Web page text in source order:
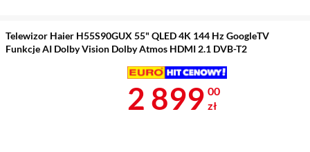
Telewizor Haier H55S90GUX 55" QLED 4K 144 Hz GoogleTV
Funkcje AI Dolby Vision Dolby Atmos HDMI 2.1 DVB-T2
Cena 2 899 zł
2 899 00
zł